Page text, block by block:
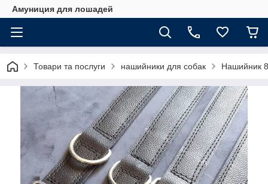
Амуниция для лошадей
Товари та послуги нашийники для собак Нашийник